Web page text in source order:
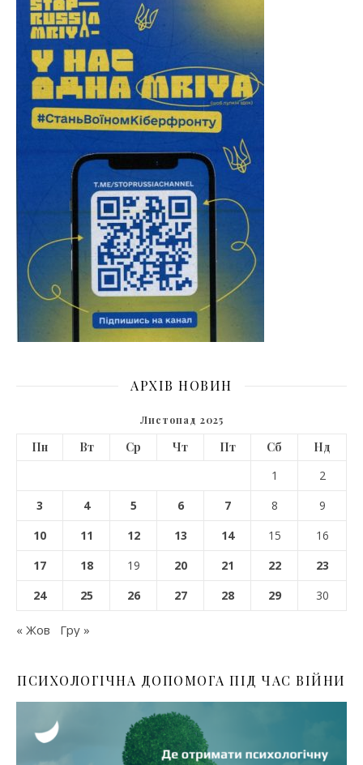
АРХІВ НОВИН
Листопад 2025
Пн Вт Ср Чт Пт Сб
Нд
1
2
3
4 5 6 7 8
9
10
11 12 13 14 15
16
17
18 19 20 21 22
23
24
25 26 27 28 29 30
« Жов Гру »
ПСИХОЛОГІЧНА ДОПОМОГА ПІД ЧАС ВІЙНИ